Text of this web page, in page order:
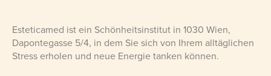
Esteticamed ist ein Schönheitsinstitut in 1030 Wien,
Dapontegasse 5/4, in dem Sie sich von Ihrem alltäglichen
Stress erholen und neue Energie tanken können.